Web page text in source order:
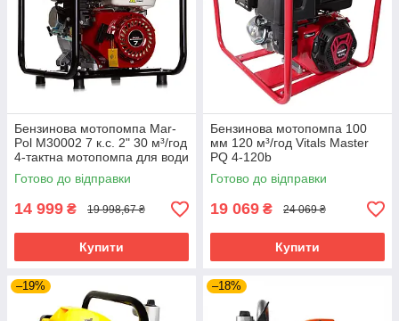
Бензинова мотопомпа Mar-
Pol M30002 7 к.с. 2" 30 м³/год
4-тактна мотопомпа для води
мотопомпа на бензині для
перекачування води
Готово до відправки
14 999 ₴ 19 998,67 ₴
Купити
Бензинова мотопомпа 100
мм 120 м³/год Vitals Master
PQ 4-120b
Готово до відправки
19 069 ₴ 24 069 ₴
Купити
–19% –18%